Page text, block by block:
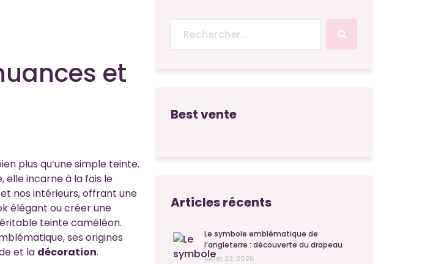
et
plus qu’une simple teinte.
elle incarne à la fois le
nos intérieurs, offrant une
élégant ou créer une
teinte caméléon.
ses origines
et la décoration.
pour :
Best vente
Articles récents
Le symbole emblématique de
l’angleterre : découverte du drapeau
juillet 23, 2026